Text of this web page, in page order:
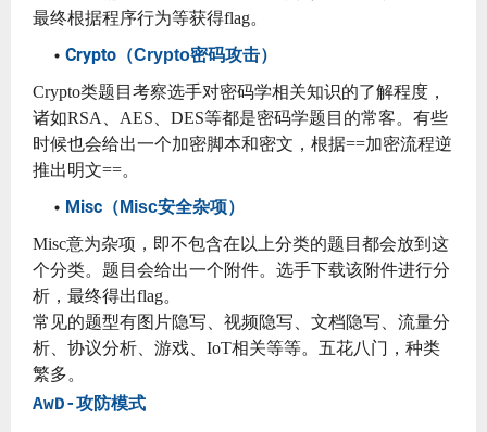
最终根据程序行为等获得flag。
Crypto（Crypto密码攻击）
Crypto类题目考察选手对密码学相关知识的了解程度，
诸如RSA、AES、DES等都是密码学题目的常客。有些
时候也会给出一个加密脚本和密文，根据==加密流程逆
推出明文==。
Misc（ Misc安全杂项）
Misc意为杂项，即不包含在以上分类的题目都会放到这
个分类。题目会给出一个附件。选手下载该附件进行分
析，最终得出flag。
常见的题型有图片隐写、视频隐写、文档隐写、流量分
析、协议分析、游戏、IoT相关等等。五花八门，种类
繁多。
AwD-攻防模式